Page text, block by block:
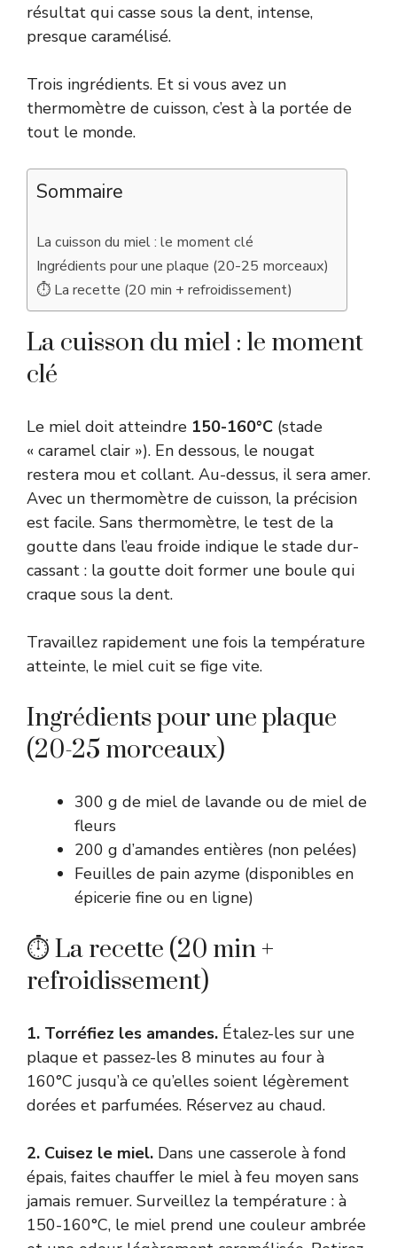
résultat qui casse sous la dent, intense,
presque caramélisé.
Trois ingrédients. Et si vous avez un
thermomètre de cuisson, c’est à la portée de
tout le monde.
Sommaire
La cuisson du miel : le moment clé
Ingrédients pour une plaque (20-25 morceaux)
⏱ La recette (20 min + refroidissement)
La cuisson du miel : le moment
clé
Le miel doit atteindre 150-160°C (stade
« caramel clair »). En dessous, le nougat
restera mou et collant. Au-dessus, il sera amer.
Avec un thermomètre de cuisson, la précision
est facile. Sans thermomètre, le test de la
goutte dans l’eau froide indique le stade dur-
cassant : la goutte doit former une boule qui
craque sous la dent.
Travaillez rapidement une fois la température
atteinte, le miel cuit se fige vite.
Ingrédients pour une plaque
(20-25 morceaux)
300 g de miel de lavande ou de miel de
fleurs
200 g d’amandes entières (non pelées)
Feuilles de pain azyme (disponibles en
épicerie fine ou en ligne)
⏱ La recette (20 min +
refroidissement)
1. Torréfiez les amandes. Étalez-les sur une
plaque et passez-les 8 minutes au four à
160°C jusqu’à ce qu’elles soient légèrement
dorées et parfumées. Réservez au chaud.
2. Cuisez le miel. Dans une casserole à fond
épais, faites chauffer le miel à feu moyen sans
jamais remuer. Surveillez la température : à
150-160°C, le miel prend une couleur ambrée